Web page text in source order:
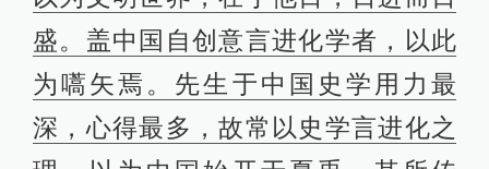
生则一主后说焉。”
孔子说尧舜是倒引，实际上孔子讲尧
舜的时候是希望后人执行尧舜之道。